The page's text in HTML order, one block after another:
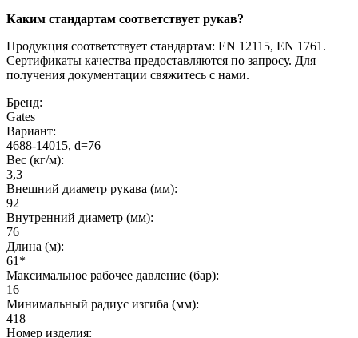
Каким стандартам соответствует рукав?
Продукция соответствует стандартам: EN 12115, EN 1761.
Сертификаты качества предоставляются по запросу. Для
получения документации свяжитесь с нами.
Бренд:
Gates
Вариант:
4688-14015, d=76
Вес (кг/м):
3,3
Внешний диаметр рукава (мм):
92
Внутренний диаметр (мм):
76
Длина (м):
61*
Максимальное рабочее давление (бар):
16
Минимальный радиус изгиба (мм):
418
Номер изделия: